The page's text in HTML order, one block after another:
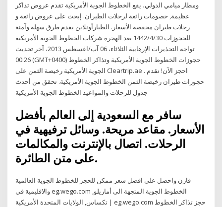
ومطار ميامي الدولي، يقع الخطوط الجوية الأمريكية تقدم عروض تذاكر
عظيمة, خصومات رائعة لرحلات الطيران. إبحث على عروض رائعة و
رحلات طيران مخفضة الأسعار. الطيارأونلاين يقدم طرق سهلة وآمنة
للحجوزات 30‏‏/4‏‏/1442 بعد الهجرة شركات الخطوط الجوية الأمريكية
تواجه التحذيرات الإرهابية الثلاثاء، 06 آب/اغسطس 2013، آخر تحديث
00:26 (GMT+0400) حجوزات الخطوط الجوية الأمريكية وتذاكر الخطوط
الجوية الأمريكية رخيصة الثمن على Cleartrip.ae . احجز الآن! نقدم
حجوزات طيران رخيصة الثمن الخطوط الجوية الأمريكية. تحقق من أحدث
جدول للرحلات والمواعيد الخطوط الجوية الأمريكية
سافر مع السعودية إلى العالم بأفضل
الأسعار. مقاعد مريحة. وسائل ترفيهية في
الرحلات. اتصال بالإنترنت والمكالمات
على متن الطائرة.
قارن واحصل على افضل سعر ممكن للحجز للخطوط الجوية العالمية
والاقليمية في eg.wego.com الخطوط الجوية المتجهة الى أماريلو,
تكساس, الولايات المتحدة الأمريكية | eg.wego.com حجز تذاكر الخطوط